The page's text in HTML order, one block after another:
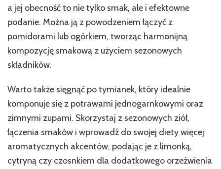
a jej obecność to nie tylko smak, ale i efektowne
podanie. Można ją z powodzeniem łączyć z
pomidorami lub ogórkiem, tworząc harmonijną
kompozycję smakową z użyciem sezonowych
składników.
Warto także sięgnąć po tymianek, który idealnie
komponuje się z potrawami jednogarnkowymi oraz
zimnymi zupami. Skorzystaj z sezonowych ziół,
łączenia smaków i wprowadź do swojej diety więcej
aromatycznych akcentów, podając je z limonką,
cytryną czy czosnkiem dla dodatkowego orzeźwienia